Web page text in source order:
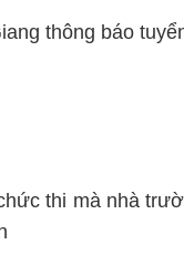
thông báo
thi mà nhà